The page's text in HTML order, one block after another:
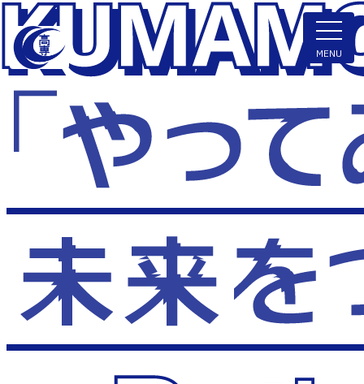
MENU
ENGLISH
学科・専攻科
電子情報学系学科
情報工学科
融合・複合工学系学科
機械知能システム工学科
建築社会デザイン工学科
特色ある取組
入試情報
入試速報
入学者選抜検査 情報
パンフレット・紹介動画
お知らせ
イベント